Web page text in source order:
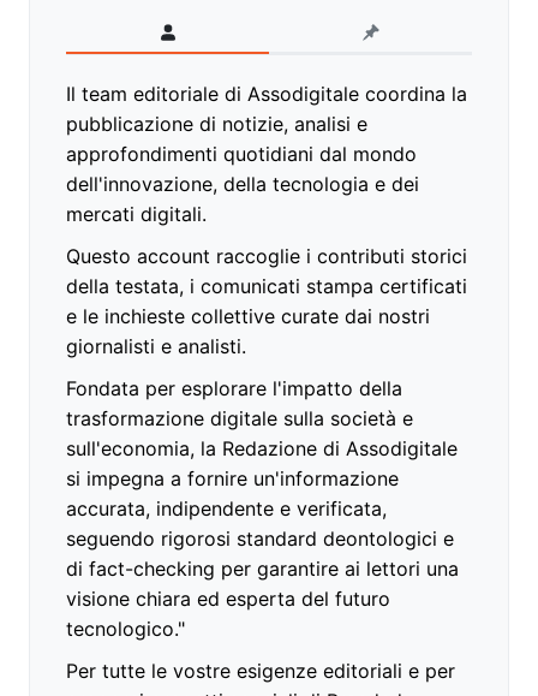
Il team editoriale di Assodigitale coordina la
pubblicazione di notizie, analisi e
approfondimenti quotidiani dal mondo
dell'innovazione, della tecnologia e dei
mercati digitali.
Questo account raccoglie i contributi storici
della testata, i comunicati stampa certificati
e le inchieste collettive curate dai nostri
giornalisti e analisti.
Fondata per esplorare l'impatto della
trasformazione digitale sulla società e
sull'economia, la Redazione di Assodigitale
si impegna a fornire un'informazione
accurata, indipendente e verificata,
seguendo rigorosi standard deontologici e
di fact-checking per garantire ai lettori una
visione chiara ed esperta del futuro
tecnologico."
Per tutte le vostre esigenze editoriali e per